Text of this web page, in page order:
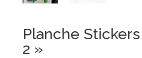
Planche
2 »